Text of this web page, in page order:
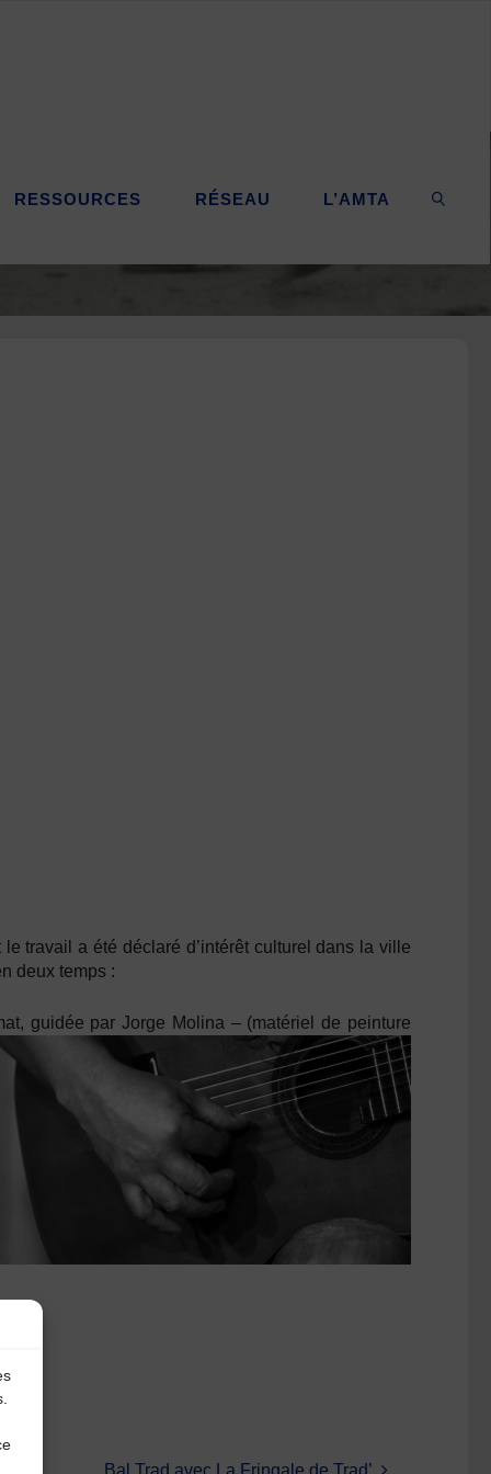
RESSOURCES RÉSEAU L’AMTA
le travail a été déclaré d’intérêt culturel dans la ville
deux temps :
guidée parJorge Molina – (matériel de peinture
Bal Trad avec La Fringale de Trad’